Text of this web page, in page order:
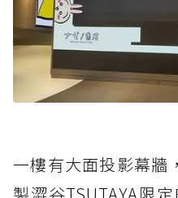
一樓有大面投影幕牆